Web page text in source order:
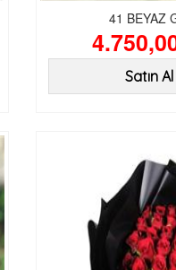
41 BEYAZ
Satın